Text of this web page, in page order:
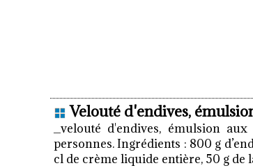
Velouté d'endives,
_velouté d'endives, émulsion
personnes. Ingrédients : 800 g
cl de crème liquide entière, 50 g de